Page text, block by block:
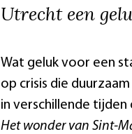
Utrecht een
Wat geluk voor een
op crisis die
in verschillende tijden
Het wonder van Sint-